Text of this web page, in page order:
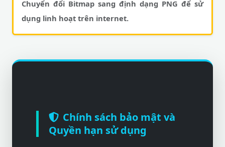
Chuyển đổi Bitmap sang định dạng PNG để sử
dụng linh hoạt trên internet.
Chính sách bảo mật và
Quyền hạn sử dụng